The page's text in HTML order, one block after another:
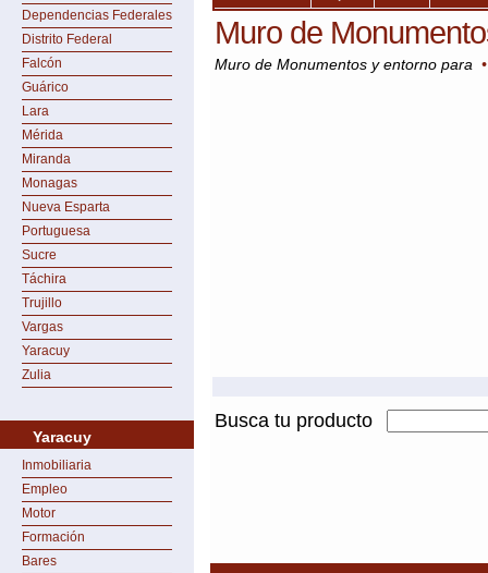
Dependencias Federales
Distrito Federal
Falcón
Guárico
Lara
Mérida
Miranda
Monagas
Nueva Esparta
Portuguesa
Sucre
Táchira
Trujillo
Vargas
Yaracuy
Zulia
Yaracuy
Inmobiliaria
Empleo
Motor
Formación
Bares
Muro de
Muro de Monumentos y entorno para
Busca tu producto